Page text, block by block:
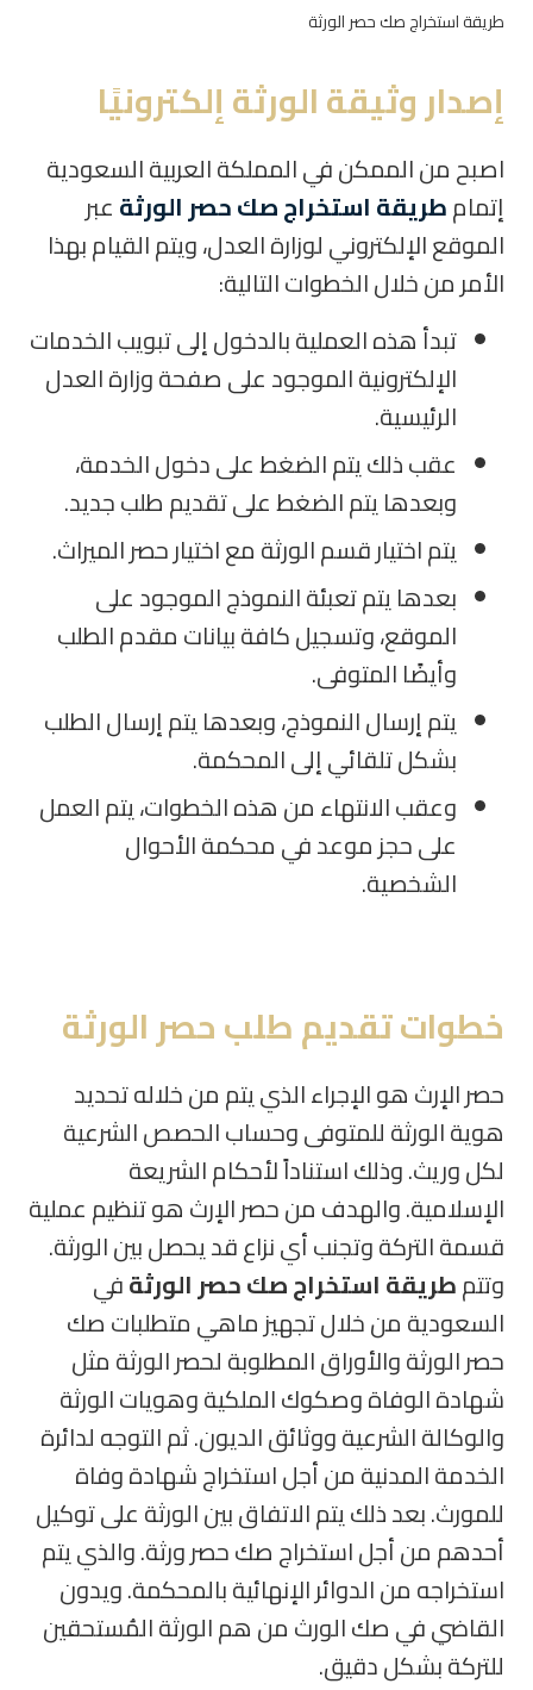
طريقة استخراج صك حصر الورثة
إصدار وثيقة الورثة إلكترونيًا
اصبح من الممكن في المملكة العربية السعودية
إتمامطريقة استخراج صك حصر الورثةعبر
الموقع الإلكتروني لوزارة العدل، ويتم القيام بهذا
الأمر من خلال الخطوات التالية:
تبدأ هذه العملية بالدخول إلى تبويب الخدمات
الإلكترونية الموجود على صفحة وزارة العدل
الرئيسية.
عقب ذلك يتم الضغط على دخول الخدمة،
وبعدها يتم الضغط على تقديم طلب جديد.
يتم اختيار قسم الورثة مع اختيار حصر الميراث.
بعدها يتم تعبئة النموذج الموجود على
الموقع، وتسجيل كافة بيانات مقدم الطلب
وأيضًا المتوفى.
يتم إرسال النموذج، وبعدها يتم إرسال الطلب
بشكل تلقائي إلى المحكمة.
وعقب الانتهاء من هذه الخطوات، يتم العمل
على حجز موعد في محكمة الأحوال
الشخصية.
خطوات تقديم طلب حصر الورثة
حصر الإرث هو الإجراء الذي يتم من خلاله تحديد
هوية الورثة للمتوفى وحساب الحصص الشرعية
لكل وريث. وذلك استناداً لأحكام الشريعة
الإسلامية. والهدف من حصر الإرث هو تنظيم عملية
قسمة التركة وتجنب أي نزاع قد يحصل بين الورثة.
وتتمطريقة استخراج صك حصر الورثةفي
السعودية من خلال تجهيز ماهي متطلبات صك
حصر الورثة والأوراق المطلوبة لحصر الورثة مثل
شهادة الوفاة وصكوك الملكية وهويات الورثة
والوكالة الشرعية ووثائق الديون. ثم التوجه لدائرة
الخدمة المدنية من أجل استخراج شهادة وفاة
للمورث.بعد ذلك يتم الاتفاق بين الورثة على توكيل
أحدهم من أجل استخراج صك حصر ورثة. والذي يتم
استخراجه من الدوائر الإنهائية بالمحكمة. ويدون
القاضي في صك الورث من هم الورثة المُستحقين
للتركة بشكل دقيق.